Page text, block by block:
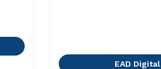
EAD Digital